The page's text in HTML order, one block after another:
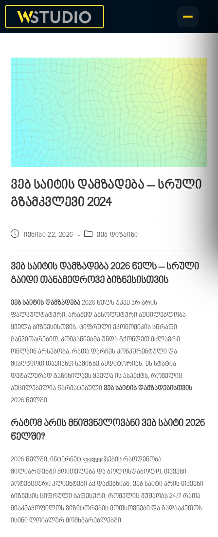
ვებ საიტის დამზადება – სრული
გზამკვლევი 2024
ივნისი 22, 2026 ვებ დიზაინი
ვებ საიტის დამზადება 2026 წელს – სრული
გაიდი თანამედროვე ბიზნესისთვის
ვებ საიტის დამზადება 2026 წელს უკვე არ არის
ფალკულტატური, არამედ აბსოლუტური აუცილებლობა
ყველა ბიზნესისთვის. ციფრული ეკონომიკის სწრაფი
განვითარებით, კომპანიებმა უნდა გქონდეთ მძლავრი
ონლაინ არსებობა, რათა დარჩეს კონკურენტული და
მიაღწიოთ თავიანთ სამიზნე აუდიტორიას. ეს სტატია
დეტალურად განიხილავს ყველა ის ასპექტს, რომელიც
აუცილებელია წარმატებულივებ საიტის დამზადებისთვის
2026 წელში.
რატომ არის მნიშვნელოვანი ვებ საიტი 2026
წელში?
2026 წელში, ინტერნეტ ব্যবহারকারীების რაოდენობა
მილიარდებში მოითვლება და ბოლოსდაბოლო, თქვენი
პოტენციური კლიენტები აქ დაძებნიან. ვებ საიტი არის თქვენი
ბიზნესის ციფრული საფეხური, რომელიც მუშაობს 24/7 რათა
მიაკმაყოფილოს ვიზიტორების მოთხოვნები და გადააკეთოს
ისინი ლოიალურ მომხმარებლებში.